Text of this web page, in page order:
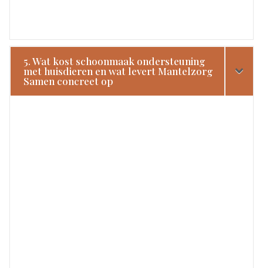
5. Wat kost schoonmaak ondersteuning
met huisdieren en wat levert Mantelzorg
Samen concreet op